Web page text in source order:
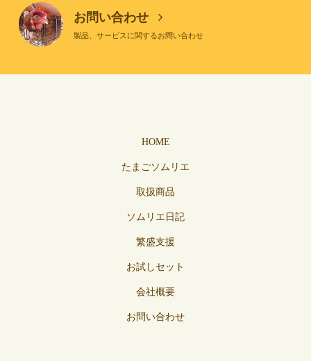
お問い合わせ
製品、サービスに関するお問い合わせ
HOME
たまごソムリエ
取扱商品
ソムリエ日記
繁盛支援
お試しセット
会社概要
お問い合わせ